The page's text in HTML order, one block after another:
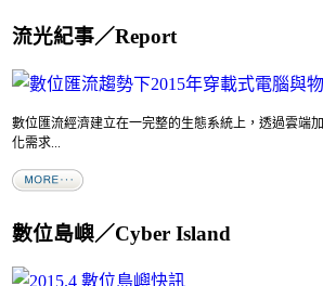
流光紀事／Report
數位匯流經濟建立在一完整的生態系統上，透過雲端
化需求...
數位島嶼／Cyber Island